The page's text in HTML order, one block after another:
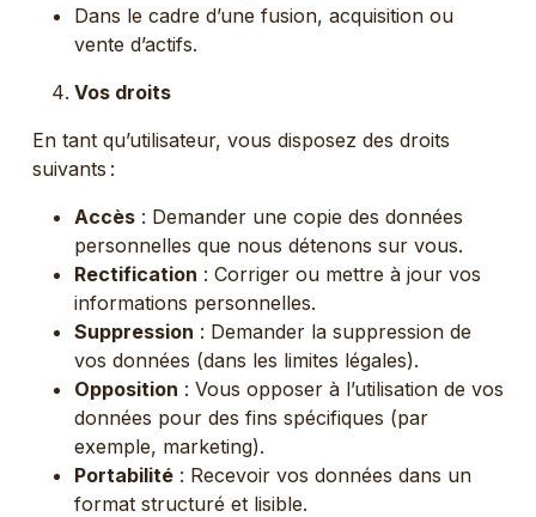
Dans le cadre d’une fusion, acquisition ou
vente d’actifs.
Vos droits
En tant qu’utilisateur, vous disposez des droits
suivants :
Accès : Demander une copie des données
personnelles que nous détenons sur vous.
Rectification : Corriger ou mettre à jour vos
informations personnelles.
Suppression : Demander la suppression de
vos données (dans les limites légales).
Opposition : Vous opposer à l’utilisation de vos
données pour des fins spécifiques (par
exemple, marketing).
Portabilité : Recevoir vos données dans un
format structuré et lisible.